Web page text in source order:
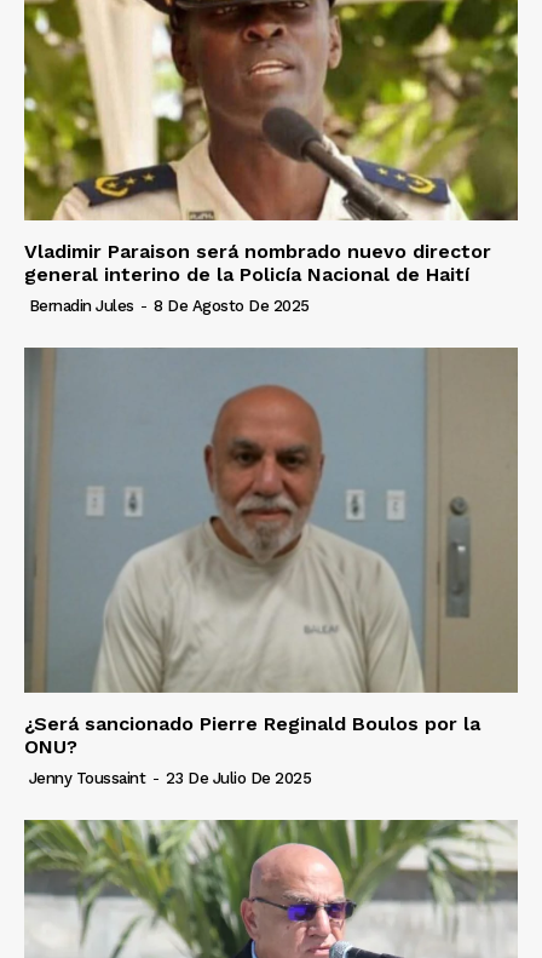
Vladimir Paraison será nombrado nuevo director
general interino de la Policía Nacional de Haití
Bernadin Jules - 8 De Agosto De 2025
¿Será sancionado Pierre Reginald Boulos por la
ONU?
Jenny Toussaint - 23 De Julio De 2025